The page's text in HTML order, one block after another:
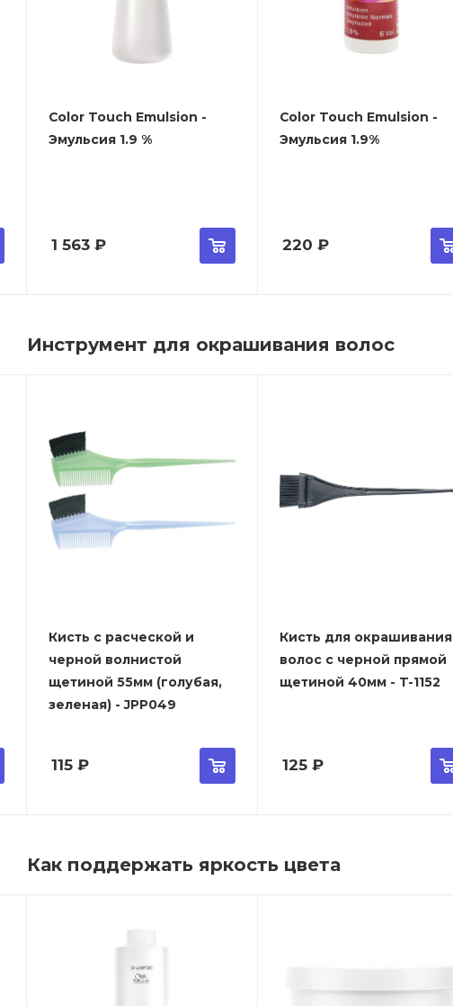
Color Touch Emulsion -
Эмульсия 1.9 %
1 563₽
Color Touch Emulsion -
Эмульсия 1.9%
220 ₽
Инструмент для окрашивания волос
Кисть с расческой и
черной волнистой
щетиной 55мм (голубая,
зеленая) - JPP049
115₽
Кисть для окрашивания
волос с черной прямой
щетиной 40мм - T-1152
125₽
Как поддержать яркость цвета